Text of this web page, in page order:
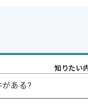
経験
定義経験
マイズや改修の主導経験
の開発経験
ータを分析/課題特定した
ある方へ
知りたい
ある?